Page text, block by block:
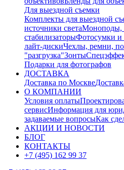
Для выездной съемки
Комплекты для выездной
источники светаМоноподы,
стабилизаторыФотосумки и
лайт-дискиЧехлы, ремни,
"разгрузка"Зонты
Подарки для фотографов
ДОСТАВКА
Доставка по Москве
О КОМПАНИИ
Условия оплаты
сервисИнформация для
задаваемые вопросыКак
АКЦИИ И НОВОСТИ
БЛОГ
КОНТАКТЫ
+7 (495) 162 99 37